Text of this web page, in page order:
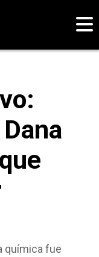
química fue